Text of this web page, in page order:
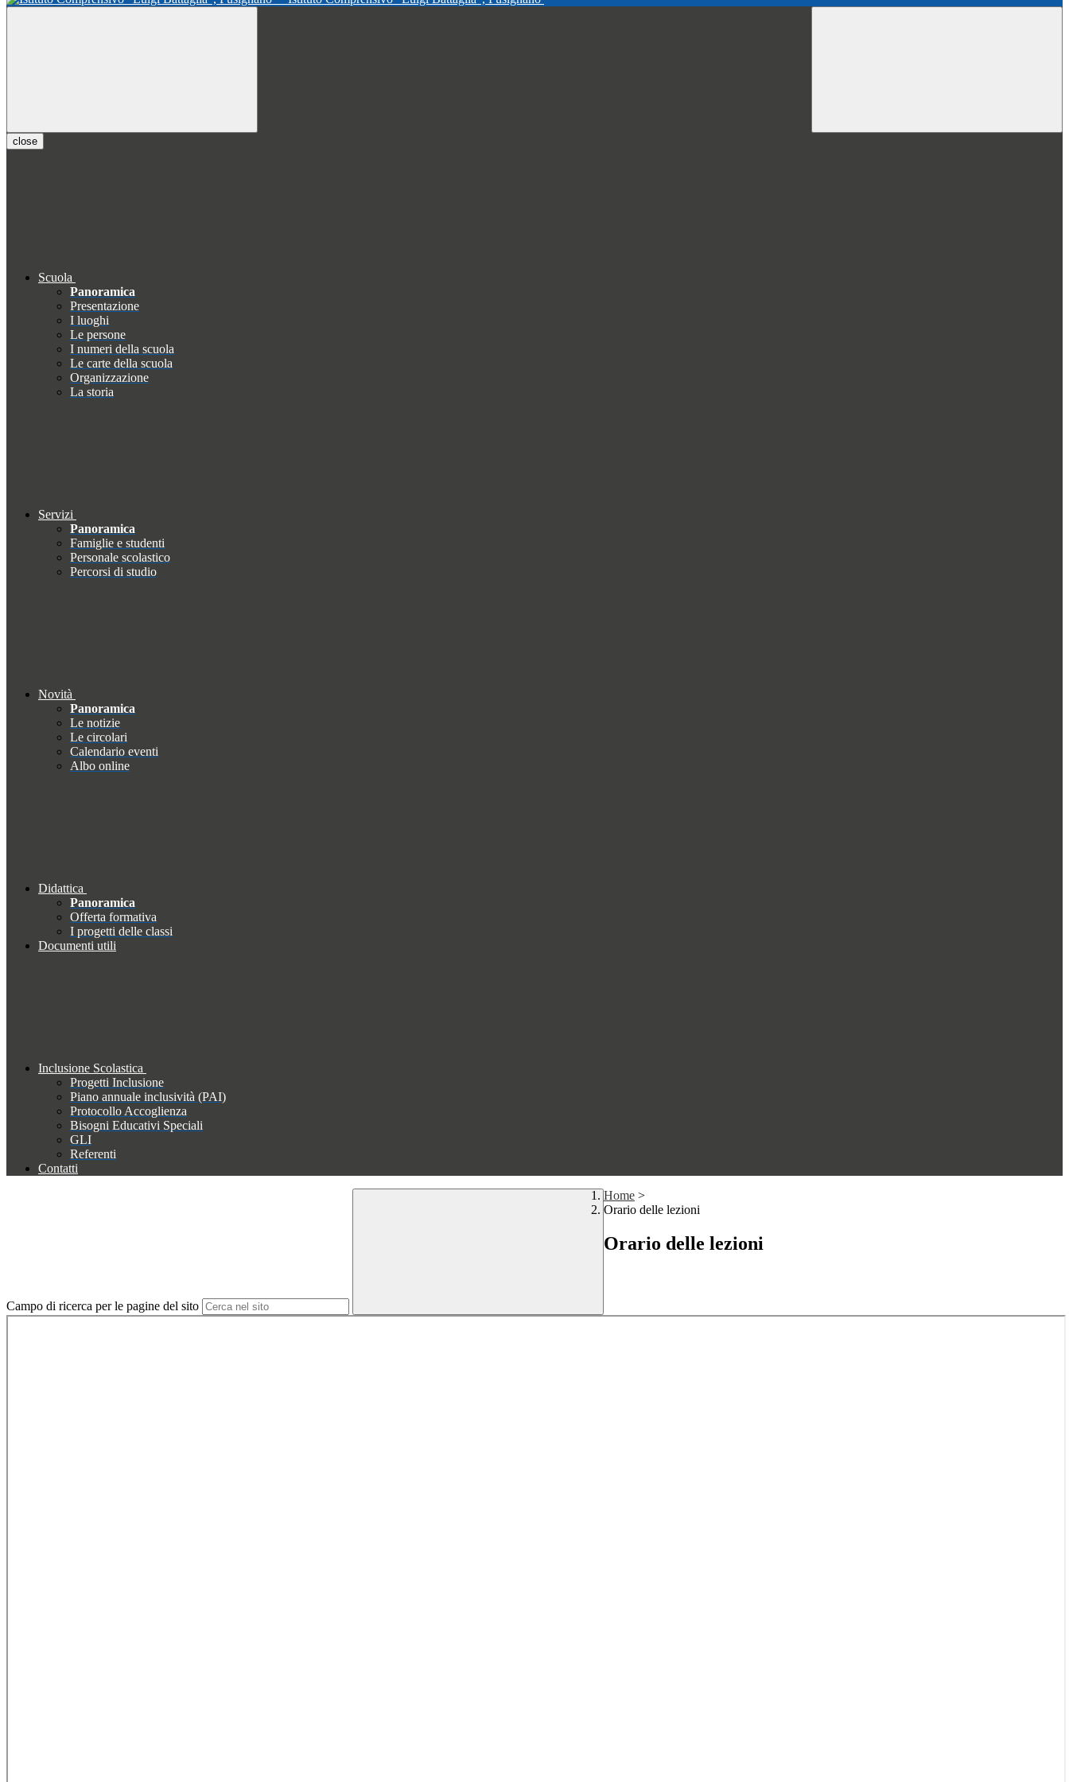
close
Scuola
Panoramica
Presentazione
I luoghi
Le persone
I numeri della scuola
Le carte della scuola
Organizzazione
La storia
Servizi
Panoramica
Famiglie e studenti
Personale scolastico
Percorsi di studio
Novità
Panoramica
Le notizie
Le circolari
Calendario eventi
Albo online
Didattica
Panoramica
Offerta formativa
I progetti delle classi
Documenti utili
Inclusione Scolastica
Progetti Inclusione
Piano annuale inclusività (PAI)
Protocollo Accoglienza
Bisogni Educativi Speciali
GLI
Referenti
Contatti
Campo di ricerca per le pagine del sito
Home >
Orario delle lezioni
Orario delle lezioni